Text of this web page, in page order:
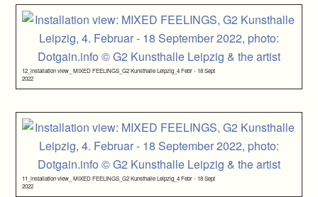
12_installation view_ MIXED FEELINGS_G2 Kunsthalle Leipzig_4 Febr - 18 Sept
2022
11_installation view_ MIXED FEELINGS_G2 Kunsthalle Leipzig_4 Febr - 18 Sept
2022